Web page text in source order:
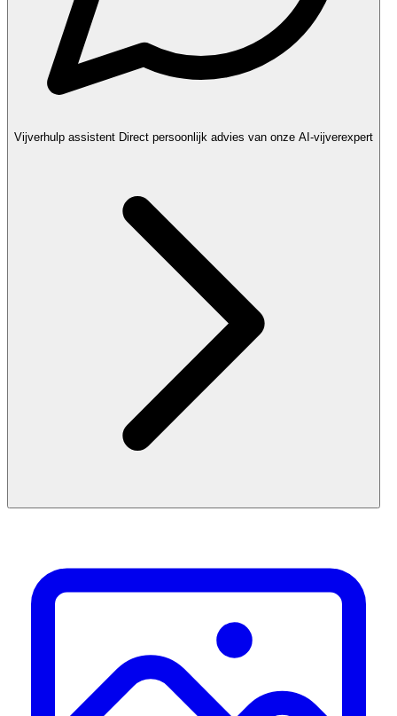
Vijverhulp assistent Direct persoonlijk advies van onze AI-vijverexpert